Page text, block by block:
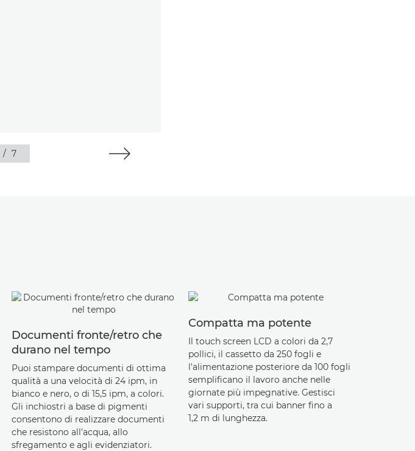
/ 7
Documenti fronte/retro che
durano nel tempo
Puoi stampare documenti di ottima
qualità a una velocità di 24 ipm, in
bianco e nero, o di 15,5 ipm, a colori.
Gli inchiostri a base di pigmenti
consentono di realizzare documenti
che resistono all'acqua, allo
sfregamento e agli evidenziatori.
Compatta ma potente
Il touch screen LCD a colori da 2,7
pollici, il cassetto da 250 fogli e
l'alimentazione posteriore da 100 fogli
semplificano il lavoro anche nelle
giornate più impegnative. Gestisci
vari supporti, tra cui banner fino a
1,2 m di lunghezza.